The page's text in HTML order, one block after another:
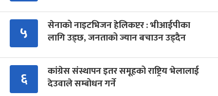
५
सेनाको नाइटभिजन हेलिकप्टर : भीआईपीका
लागि उड्छ, जनताको ज्यान बचाउन उड्दैन
६
कांग्रेस संस्थापन इतर समूहको राष्ट्रिय भेलालाई
देउवाले सम्बोधन गर्ने